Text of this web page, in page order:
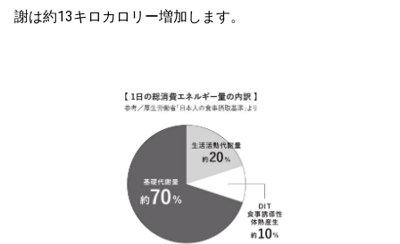
謝は約13キロカロリー増加します。